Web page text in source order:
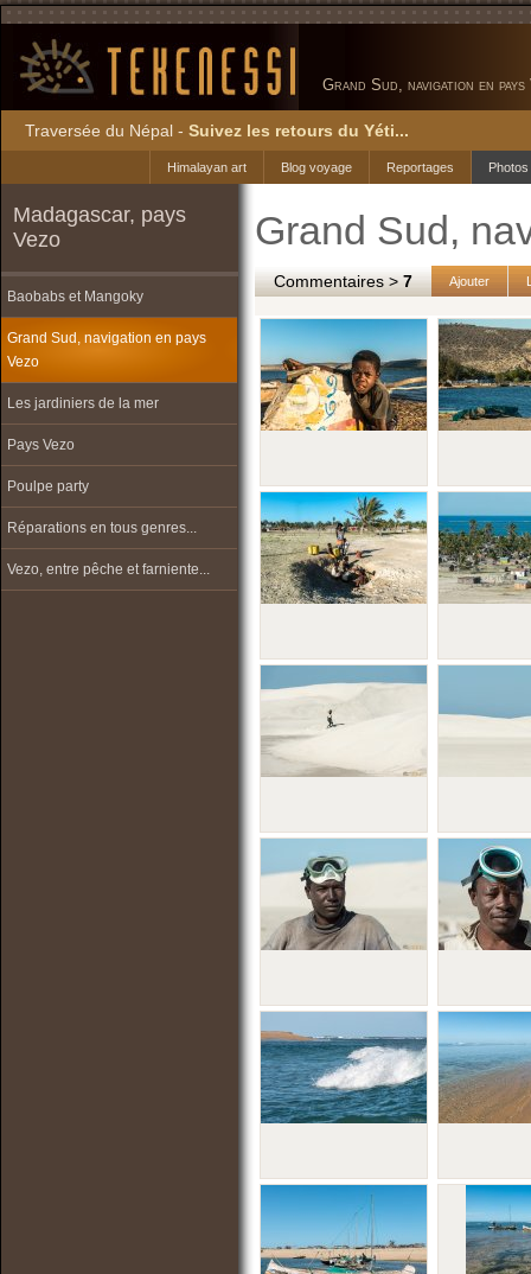
Grand Sud, navigation en pays
Traversée du Népal - Suivez les retours du Yéti...
Photos
Reportages
Blog voyage
Himalayan art
Madagascar, pays
Vezo
Baobabs et Mangoky
Grand Sud, navigation en pays
Vezo
Les jardiniers de la mer
Pays Vezo
Poulpe party
Réparations en tous genres...
Vezo, entre pêche et farniente...
Grand Sud,
Commentaires >7 Ajouter